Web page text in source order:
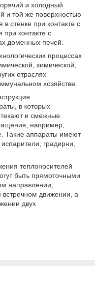
и холодный
и той же поверхностью
стенке при контакте с
при контакте с
доменных печей.
процессах
химической,
отраслях
хозяйстве.
в которых
и смежные
например,
Такие аппараты имеют
градирни,
теплоносителей
быть прямоточными
направлении,
движении, а
двух